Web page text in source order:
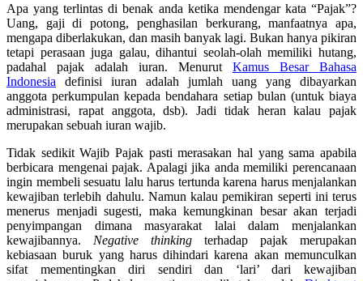
Apa yang terlintas di benak anda ketika mendengar kata “Pajak”?
Uang, gaji di potong, penghasilan berkurang, manfaatnya apa,
mengapa diberlakukan, dan masih banyak lagi. Bukan hanya pikiran
tetapi perasaan juga galau, dihantui seolah-olah memiliki hutang,
padahal pajak adalah iuran. Menurut Kamus Besar Bahasa
Indonesia definisi iuran adalah jumlah uang yang dibayarkan
anggota perkumpulan kepada bendahara setiap bulan (untuk biaya
administrasi, rapat anggota, dsb). Jadi tidak heran kalau pajak
merupakan sebuah iuran wajib.
Tidak sedikit Wajib Pajak pasti merasakan hal yang sama apabila
berbicara mengenai pajak. Apalagi jika anda memiliki perencanaan
ingin membeli sesuatu lalu harus tertunda karena harus menjalankan
kewajiban terlebih dahulu. Namun kalau pemikiran seperti ini terus
menerus menjadi sugesti, maka kemungkinan besar akan terjadi
penyimpangan dimana masyarakat lalai dalam menjalankan
kewajibannya. Negative thinking terhadap pajak merupakan
kebiasaan buruk yang harus dihindari karena akan memunculkan
sifat mementingkan diri sendiri dan ‘lari’ dari kewajiban